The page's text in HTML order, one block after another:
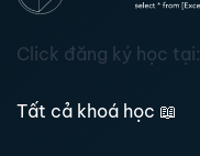
Click đăng ký học tại:
Tất cả khoá học 📖